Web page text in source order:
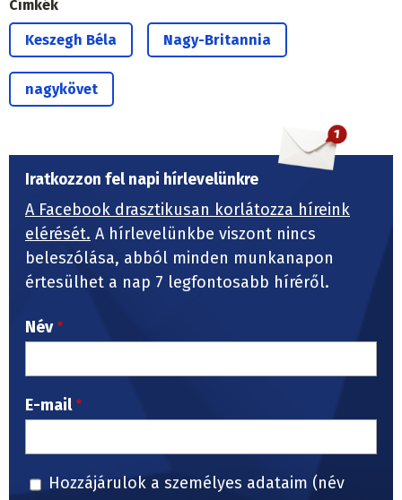
Címkék
Keszegh Béla Nagy-Britannia
nagykövet
Iratkozzon fel napi hírlevelünkre
A Facebook drasztikusan korlátozza híreink
elérését. A hírlevelünkbe viszont nincs
beleszólása, abból minden munkanapon
értesülhet a nap 7 legfontosabb híréről.
Név
E-mail
Hozzájárulok a személyes adataim (név